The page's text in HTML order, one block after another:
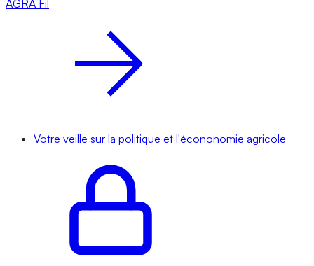
AGRA Fil
Votre veille sur la politique et l'écononomie agricole